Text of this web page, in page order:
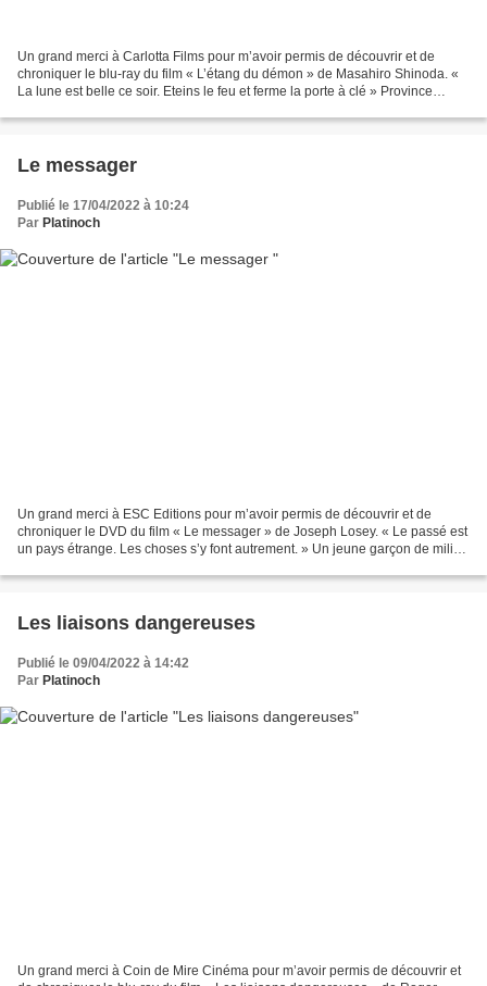
Un grand merci à Carlotta Films pour m’avoir permis de découvrir et de
chroniquer le blu-ray du film « L’étang du démon » de Masahiro Shinoda. «
La lune est belle ce soir. Eteins le feu et ferme la porte à clé » Province
Le messager
Publié le 17/04/2022 à 10:24
Par Platinoch
Un grand merci à ESC Editions pour m’avoir permis de découvrir et de
chroniquer le DVD du film « Le messager » de Joseph Losey. « Le passé est
un pays étrange. Les choses s’y font autrement. » Un jeune garçon de milieu
Les liaisons dangereuses
Publié le 09/04/2022 à 14:42
Par Platinoch
Un grand merci à Coin de Mire Cinéma pour m’avoir permis de découvrir et